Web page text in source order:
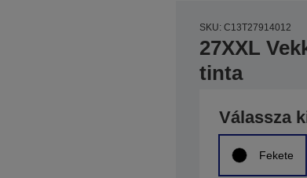
SKU: C13T27914012
27XXL
tinta
Válassza
Fekete